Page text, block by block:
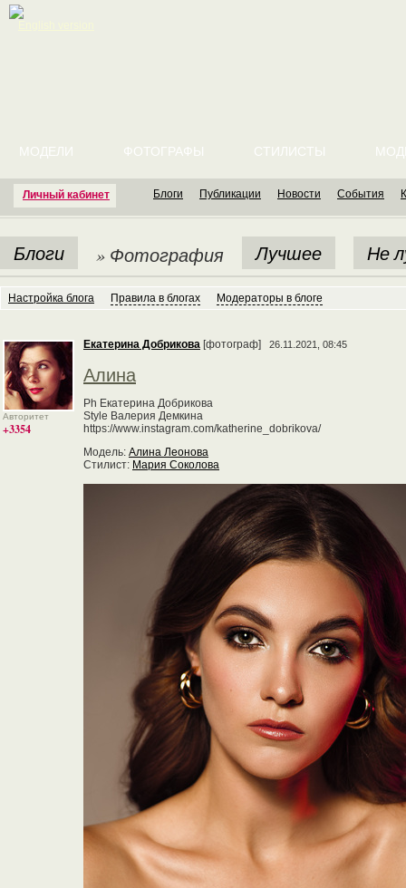
Личный кабинет
МОДЕЛИ ФОТОГРАФЫ СТИЛИСТЫ
Блоги Публикации Новости События
Блоги » Фотография Лучшее Не
Настройка блога Правила в блогах Модераторы в блоге
Авторитет
+3354
Екатерина Добрикова [фотограф] 26.11.2021, 08:45
Алина
Ph Екатерина Добрикова
Style Валерия Демкина
https://www.instagram.com/katherine_dobrikova/
Модель: Алина Леонова
Стилист: Мария Соколова